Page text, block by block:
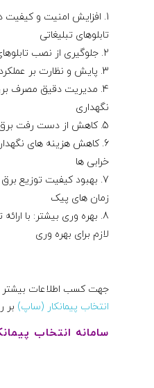
افزایش امنیت و کیفیت
تابلوهای تبلیغاتی
جلوگیری از نصب
پایش و نظارت بر عملکرد
مدیریت دقیق مصرف
نگهداری
کاهش از دست رفت برق
کاهش هزینه های
خرابی ها
بهبود کیفیت توزیع
زمان های پیک
بهره وری بیشتر: با
لازم برای بهره وری
جهت کسب اطلاعات بیشتر
انتخاب پیمانکار (ساپ) بر
سامانه انتخاب